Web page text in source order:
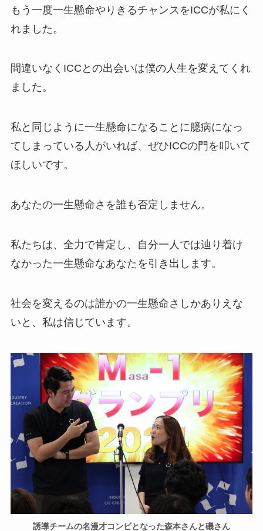
もう一度一生懸命やりきるチャンスをICCが私にく
れました。
間違いなくICCとの出会いは僕の人生を変えてくれ
ました。
私と同じように一生懸命になることに臆病になっ
てしまっている人がいれば、ぜひICCの門を叩いて
ほしいです。
あなたの一生懸命さを誰も否定しません。
私たちは、全力で肯定し、自分一人では辿り着け
なかった一生懸命なあなたを引き出します。
社会を変えるのは誰かの一生懸命さしかありえな
いと、私は信じています。
誘導チームの名漫才コンビとなった森本さんと磯さん